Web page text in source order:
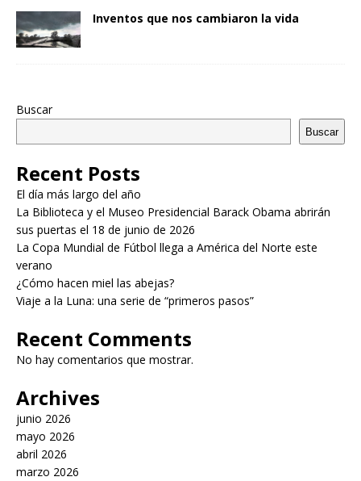
Inventos que nos cambiaron la vida
Buscar
Buscar
Recent Posts
El día más largo del año
La Biblioteca y el Museo Presidencial Barack Obama abrirán
sus puertas el 18 de junio de 2026
La Copa Mundial de Fútbol llega a América del Norte este
verano
¿Cómo hacen miel las abejas?
Viaje a la Luna: una serie de “primeros pasos”
Recent Comments
No hay comentarios que mostrar.
Archives
junio 2026
mayo 2026
abril 2026
marzo 2026